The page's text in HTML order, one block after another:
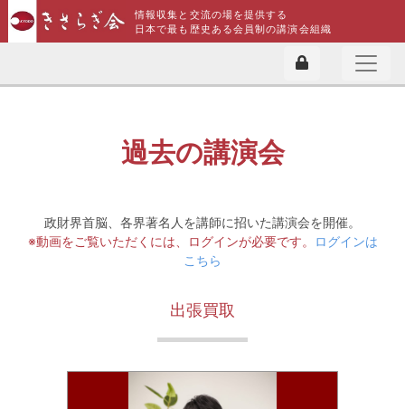
情報収集と交流の場を提供する
日本で最も歴史ある会員制の講演会組織
過去の講演会
政財界首脳、各界著名人を講師に招いた講演会を開催。
※動画をご覧いただくには、ログインが必要です。
ログインは
こちら
出張買取